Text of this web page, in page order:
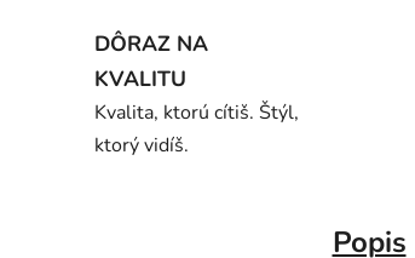
DÔRAZ NA
KVALITU
Kvalita, ktorú cítiš. Štýl,
ktorý vidíš.
Popis